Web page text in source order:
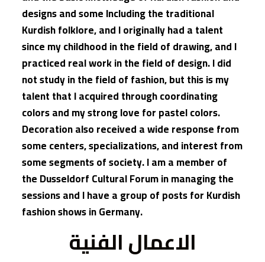
designs and some Including the traditional
Kurdish folklore, and I originally had a talent
since my childhood in the field of drawing, and I
practiced real work in the field of design. I did
not study in the field of fashion, but this is my
talent that I acquired through coordinating
colors and my strong love for pastel colors.
Decoration also received a wide response from
some centers, specializations, and interest from
some segments of society. I am a member of
the Dusseldorf Cultural Forum in managing the
sessions and I have a group of posts for Kurdish
fashion shows in Germany.
الاعمال الفنية